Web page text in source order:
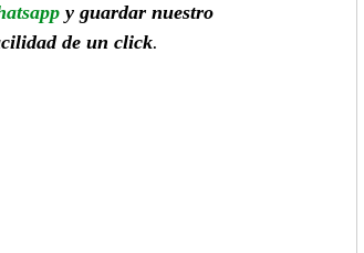
y guardar nuestro
de un click.